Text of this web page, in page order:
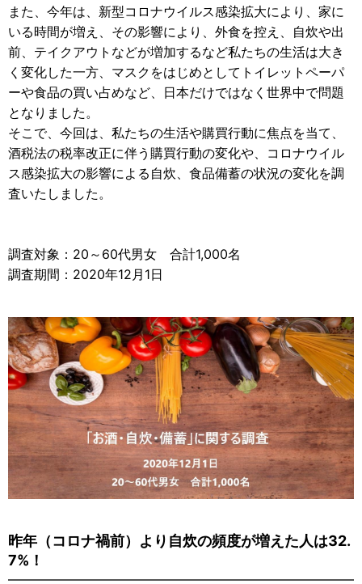
また、今年は、新型コロナウイルス感染拡大により、家に
いる時間が増え、その影響により、外食を控え、自炊や出
前、テイクアウトなどが増加するなど私たちの生活は大き
く変化した一方、マスクをはじめとしてトイレットペーパ
ーや食品の買い占めなど、日本だけではなく世界中で問題
となりました。
そこで、今回は、私たちの生活や購買行動に焦点を当て、
酒税法の税率改正に伴う購買行動の変化や、コロナウイル
ス感染拡大の影響による自炊、食品備蓄の状況の変化を調
査いたしました。
調査対象：20～60代男女 合計1,000名
調査期間：2020年12月1日
昨年（コロナ禍前）より自炊の頻度が増えた人は32.
7%！